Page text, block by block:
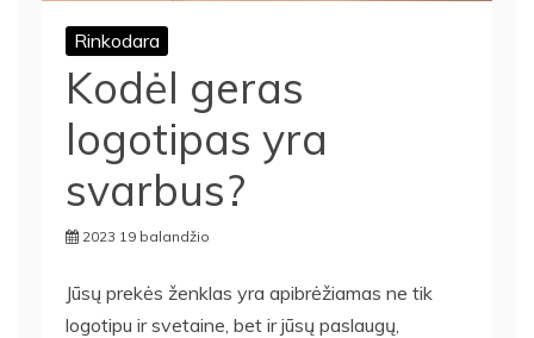
Rinkodara
Kodėl geras
logotipas yra
svarbus?
2023 19 balandžio
Jūsų prekės ženklas yra apibrėžiamas ne tik
logotipu ir svetaine, bet ir jūsų paslaugų,